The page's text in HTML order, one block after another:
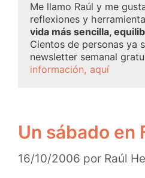
Me llamo Raúl y me
reflexiones y
vida más sencilla,
Cientos de personas ya
newsletter semanal
información, aquí
Un sábado en
16/10/2006 por Raúl